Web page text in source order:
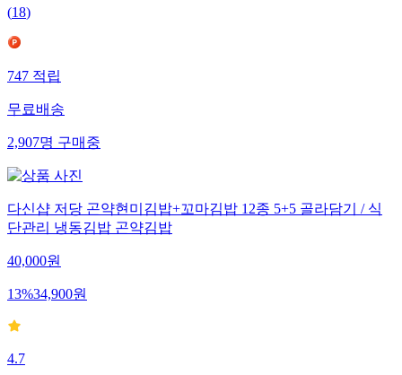
(18)
747적립
무료배송
2,907명구매중
다신샵 저당 곤약현미김밥+꼬마김밥 12종 5+5 골라담기 / 식
단관리 냉동김밥 곤약김밥
40,000원
13%34,900원
4.7